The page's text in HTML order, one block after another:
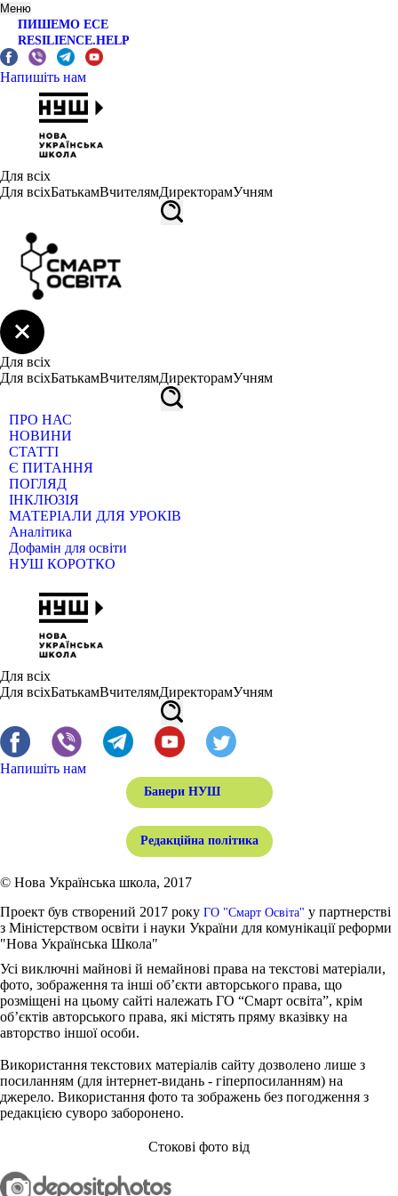
Меню
ПИШЕМО ЕСЕ
RESILIENCE.HELP
Напишіть нам
Для всіх
Для всіхБатькамВчителямДиректорамУчням
Для всіх
Для всіхБатькамВчителямДиректорамУчням
ПРО НАС
НОВИНИ
СТАТТІ
Є ПИТАННЯ
ПОГЛЯД
ІНКЛЮЗІЯ
МАТЕРІАЛИ ДЛЯ УРОКІВ
Аналітика
Дофамін для освіти
НУШ КОРОТКО
Для всіх
Для всіхБатькамВчителямДиректорамУчням
Напишіть нам
Банери НУШ
Редакційна політика
© Нова Українська школа, 2017
Проект був створений 2017 року ГО "Смарт Освіта" у партнерстві
з Міністерством освіти і науки України для комунікації реформи
"Нова Українська Школа"
Усі виключні майнові й немайнові права на текстові матеріали,
фото, зображення та інші об’єкти авторського права, що
розміщені на цьому сайті належать ГО “Смарт освіта”, крім
об’єктів авторського права, які містять пряму вказівку на
авторство іншої особи.
Використання текстових матеріалів сайту дозволено лише з
посиланням (для інтернет-видань - гіперпосиланням) на
джерело. Використання фото та зображень без погодження з
редакцією суворо заборонено.
Стокові фото від